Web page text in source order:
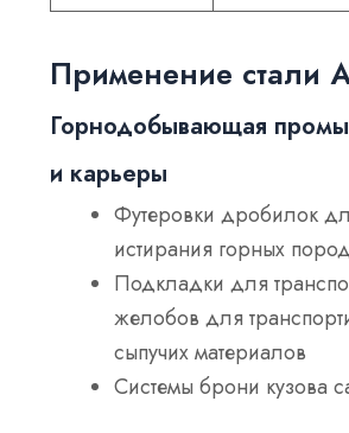
Применение стали
Горнодобывающая
и карьеры
Футеровки дробилок
истирания горных пород
Подкладки для
желобов для
сыпучих материалов
Системы брони кузова